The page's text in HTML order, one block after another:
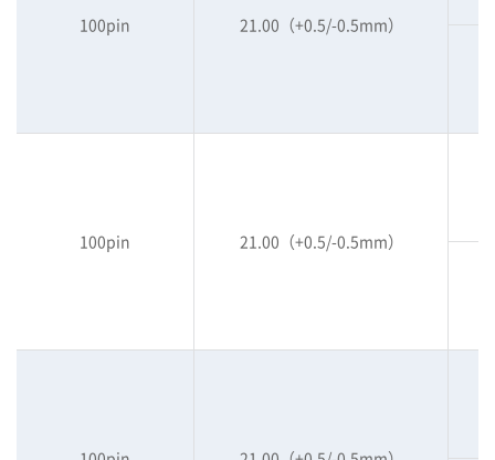
100pin 21.00（+0.5/-0.5mm）
100pin 21.00（+0.5/-0.5mm）